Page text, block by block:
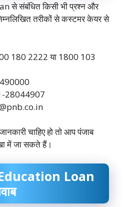
से संबंधित किसी भी प्रश्न और
तरीकों से कस्टमर केयर से
180 2222 या 1800 103
28044907
चाहिए हो तो आप पंजाब
में जा सकते हैं।
Education Loan